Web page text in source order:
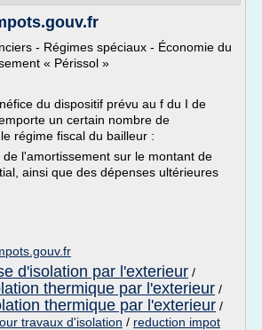
- Régimes spéciaux - Économie du
« Périssol »
du dispositif prévu au f du I de
un certain nombre de
régime fiscal du bailleur :
l'amortissement sur le montant de
ainsi que des dépenses ultérieures
d'isolation par l'exterieur /
thermique par l'exterieur /
thermique par l'exterieur /
travaux d'isolation / reduction impot